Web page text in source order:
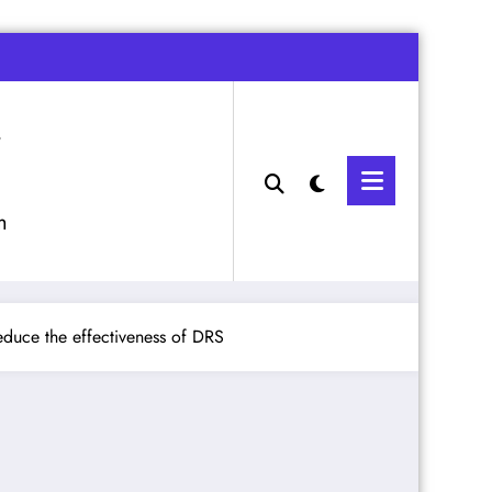
the effectiveness of DRS